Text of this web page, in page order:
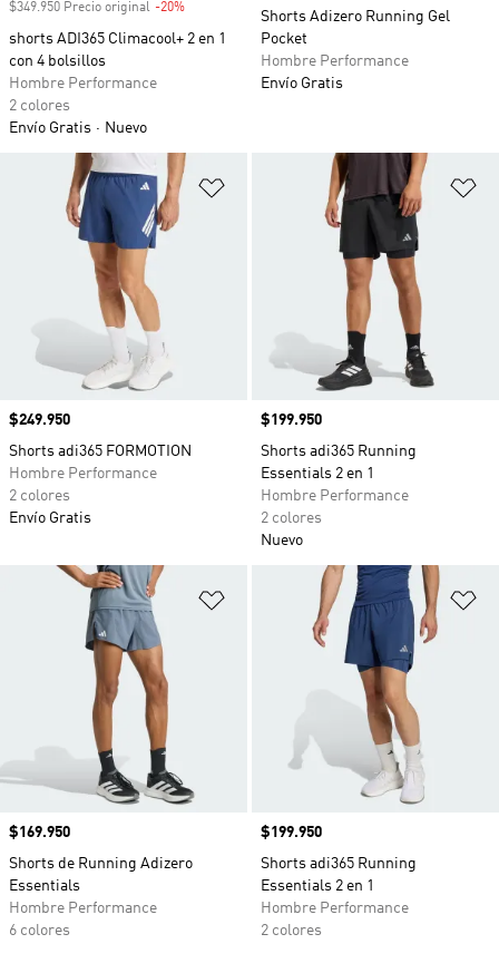
$349.950 Precio original -20%
shorts ADI365 Climacool+ 2 en 1
con 4 bolsillos
Hombre Performance
2 colores
Envío Gratis
Nuevo
Shorts Adizero Running Gel
Pocket
Hombre Performance
Envío Gratis
Añadir a la lista de deseos
Precio
$249.950
Shorts adi365 FORMOTION
Hombre Performance
2 colores
Envío Gratis
Precio
$199.950
Shorts adi365 Running
Essentials 2 en 1
Hombre Performance
2 colores
Nuevo
Añadir a la lista de deseos
Precio
$169.950
Shorts de Running Adizero
Essentials
Hombre Performance
6 colores
Precio
$199.950
Shorts adi365 Running
Essentials 2 en 1
Hombre Performance
2 colores